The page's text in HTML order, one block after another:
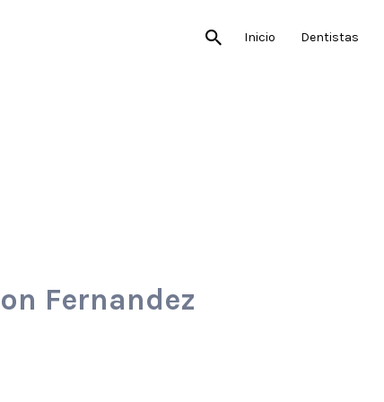
Inicio Dentistas
Fernandez